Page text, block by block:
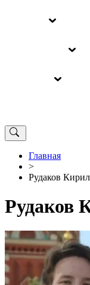
Главная
>
Рудаков
Рудаков